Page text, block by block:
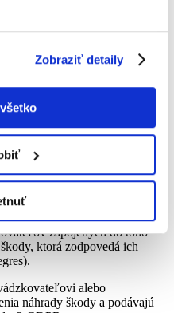
Zobraziť detaily
ak si sprostredkovateľ
ktoré boli v súlade
žiadna zodpovednosť, ktorá
zúčastnilo viacero
podľa čl. 82 ods. 4
z nich, aby sa dotknutej
škody v plnej výške, má
právo žiadať od ostatných
zapojených do toho
ktorá zodpovedá ich
alebo
náhrady škody a podávajú